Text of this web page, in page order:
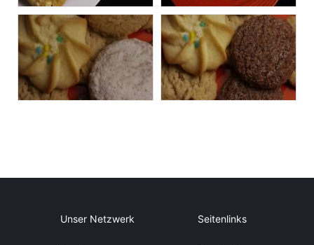
Unser Netzwerk Seitenlinks